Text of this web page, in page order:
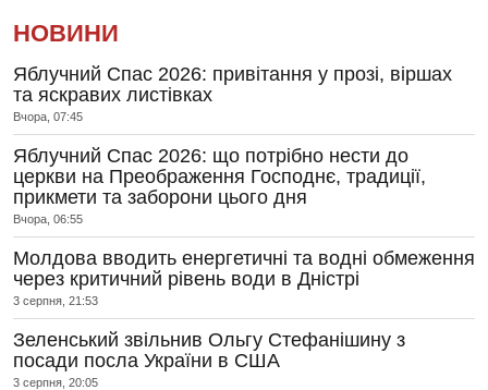
НОВИНИ
Яблучний Спас 2026: привітання у прозі, віршах
та яскравих листівках
Вчора, 07:45
Яблучний Спас 2026: що потрібно нести до
церкви на Преображення Господнє, традиції,
прикмети та заборони цього дня
Вчора, 06:55
Молдова вводить енергетичні та водні обмеження
через критичний рівень води в Дністрі
3 серпня, 21:53
Зеленський звільнив Ольгу Стефанішину з
посади посла України в США
3 серпня, 20:05